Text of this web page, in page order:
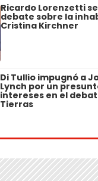
Ricardo Lorenzetti
debate sobre la
Cristina Kirchner
Di Tullio impugnó a
Lynch por un
intereses en el
Tierras